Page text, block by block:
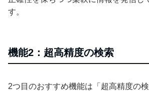
す。
機能2：超高精度の検索
2つ目のおすすめ機能は「超高精度の検